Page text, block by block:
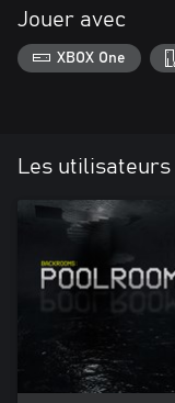
Jouer avec
XBOX One
Les